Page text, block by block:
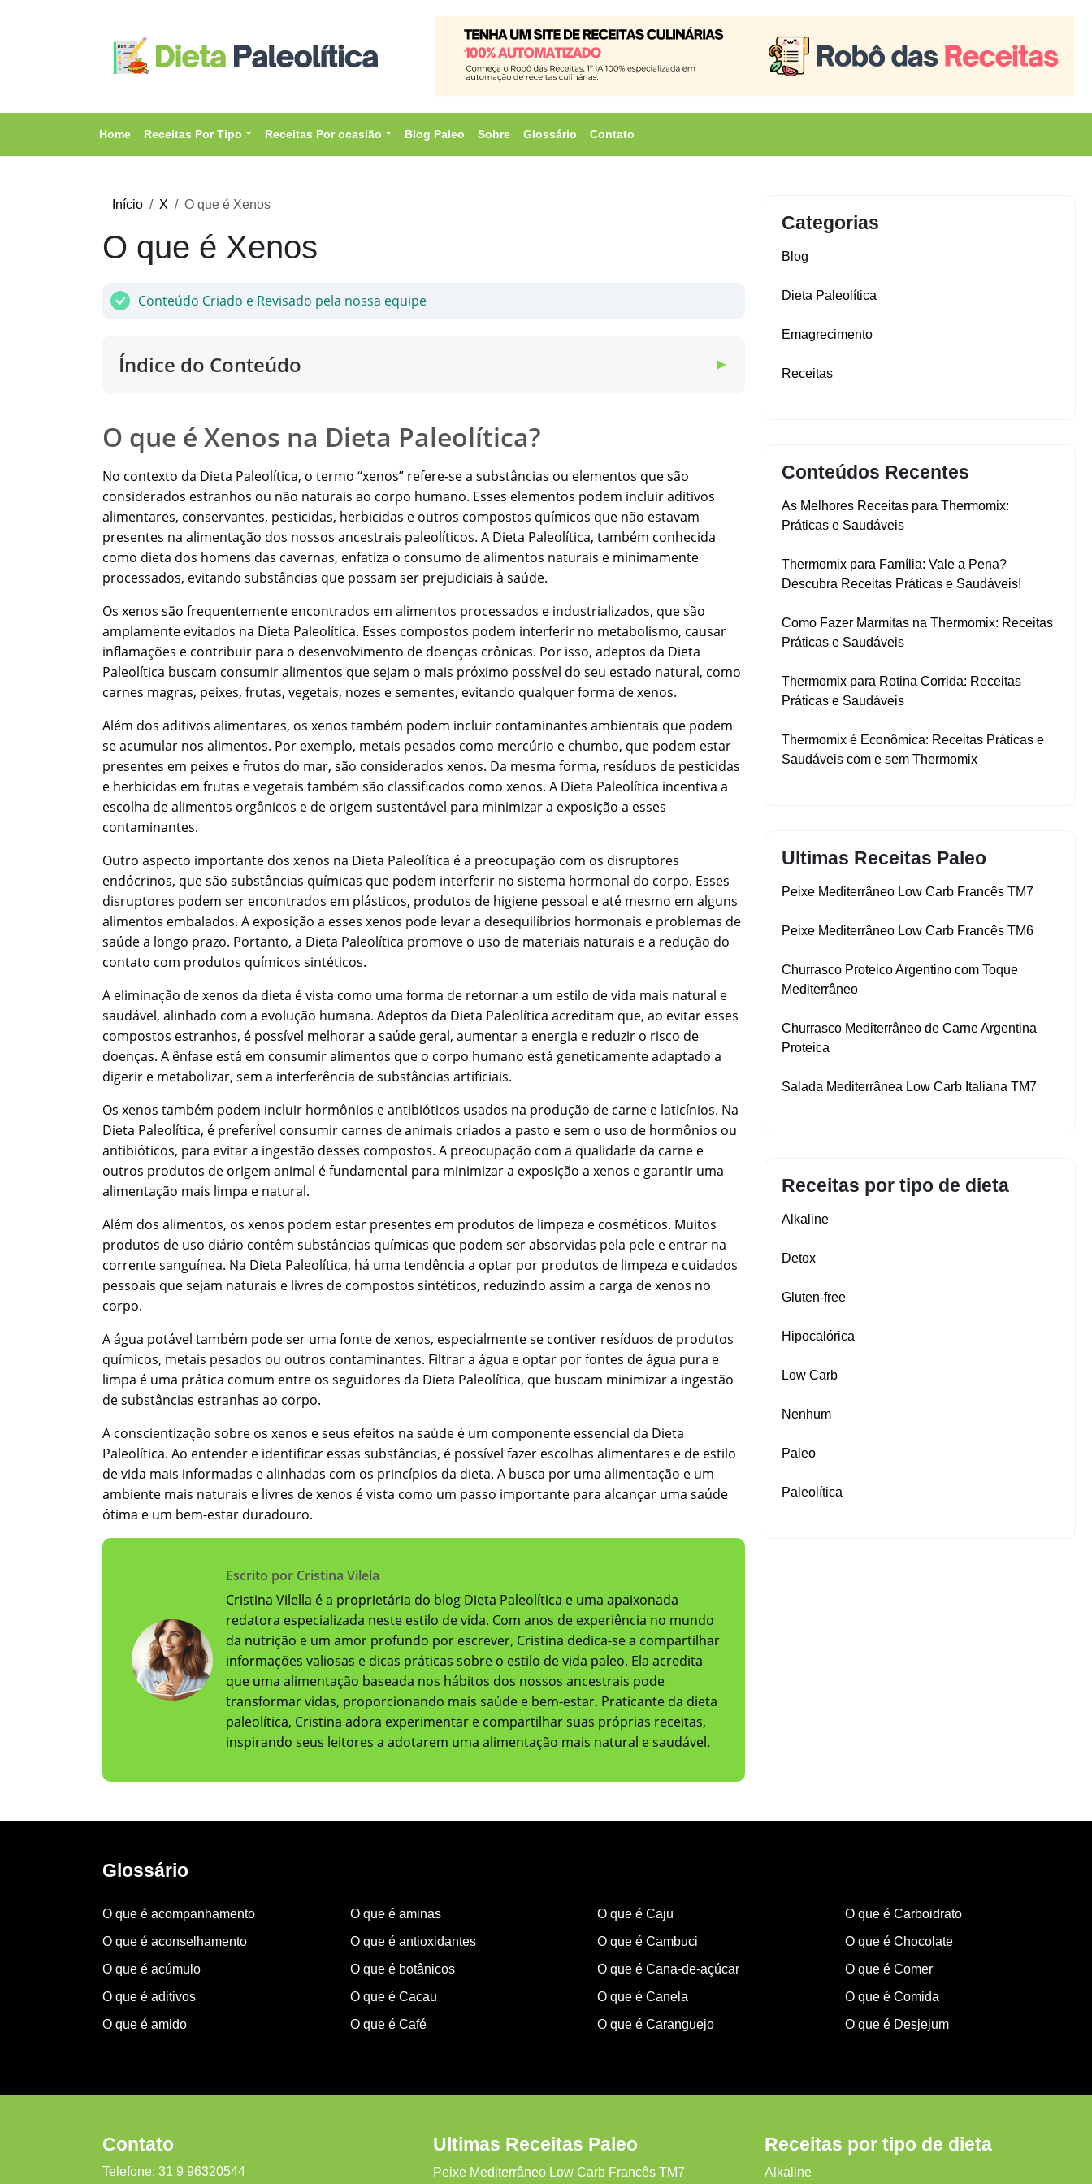
Home Receitas Por Tipo Receitas Por ocasião Blog Paleo Sobre Glossário Contato
Início X O que é Xenos
O que é Xenos
Conteúdo Criado e Revisado pela nossa equipe
Índice do Conteúdo ▼
O que é Xenos na Dieta Paleolítica?
No contexto da Dieta Paleolítica, o termo “xenos” refere-se a substâncias ou elementos que são
considerados estranhos ou não naturais ao corpo humano. Esses elementos podem incluir aditivos
alimentares, conservantes, pesticidas, herbicidas e outros compostos químicos que não estavam
presentes na alimentação dos nossos ancestrais paleolíticos. A Dieta Paleolítica, também conhecida
como dieta dos homens das cavernas, enfatiza o consumo de alimentos naturais e minimamente
processados, evitando substâncias que possam ser prejudiciais à saúde.
Os xenos são frequentemente encontrados em alimentos processados e industrializados, que são
amplamente evitados na Dieta Paleolítica. Esses compostos podem interferir no metabolismo, causar
inflamações e contribuir para o desenvolvimento de doenças crônicas. Por isso, adeptos da Dieta
Paleolítica buscam consumir alimentos que sejam o mais próximo possível do seu estado natural, como
carnes magras, peixes, frutas, vegetais, nozes e sementes, evitando qualquer forma de xenos.
Além dos aditivos alimentares, os xenos também podem incluir contaminantes ambientais que podem
se acumular nos alimentos. Por exemplo, metais pesados como mercúrio e chumbo, que podem estar
presentes em peixes e frutos do mar, são considerados xenos. Da mesma forma, resíduos de pesticidas
e herbicidas em frutas e vegetais também são classificados como xenos. A Dieta Paleolítica incentiva a
escolha de alimentos orgânicos e de origem sustentável para minimizar a exposição a esses
contaminantes.
Outro aspecto importante dos xenos na Dieta Paleolítica é a preocupação com os disruptores
endócrinos, que são substâncias químicas que podem interferir no sistema hormonal do corpo. Esses
disruptores podem ser encontrados em plásticos, produtos de higiene pessoal e até mesmo em alguns
alimentos embalados. A exposição a esses xenos pode levar a desequilíbrios hormonais e problemas de
saúde a longo prazo. Portanto, a Dieta Paleolítica promove o uso de materiais naturais e a redução do
contato com produtos químicos sintéticos.
A eliminação de xenos da dieta é vista como uma forma de retornar a um estilo de vida mais natural e
saudável, alinhado com a evolução humana. Adeptos da Dieta Paleolítica acreditam que, ao evitar esses
compostos estranhos, é possível melhorar a saúde geral, aumentar a energia e reduzir o risco de
doenças. A ênfase está em consumir alimentos que o corpo humano está geneticamente adaptado a
digerir e metabolizar, sem a interferência de substâncias artificiais.
Os xenos também podem incluir hormônios e antibióticos usados na produção de carne e laticínios. Na
Dieta Paleolítica, é preferível consumir carnes de animais criados a pasto e sem o uso de hormônios ou
antibióticos, para evitar a ingestão desses compostos. A preocupação com a qualidade da carne e
outros produtos de origem animal é fundamental para minimizar a exposição a xenos e garantir uma
alimentação mais limpa e natural.
Além dos alimentos, os xenos podem estar presentes em produtos de limpeza e cosméticos. Muitos
produtos de uso diário contêm substâncias químicas que podem ser absorvidas pela pele e entrar na
corrente sanguínea. Na Dieta Paleolítica, há uma tendência a optar por produtos de limpeza e cuidados
pessoais que sejam naturais e livres de compostos sintéticos, reduzindo assim a carga de xenos no
corpo.
A água potável também pode ser uma fonte de xenos, especialmente se contiver resíduos de produtos
químicos, metais pesados ou outros contaminantes. Filtrar a água e optar por fontes de água pura e
limpa é uma prática comum entre os seguidores da Dieta Paleolítica, que buscam minimizar a ingestão
de substâncias estranhas ao corpo.
A conscientização sobre os xenos e seus efeitos na saúde é um componente essencial da Dieta
Paleolítica. Ao entender e identificar essas substâncias, é possível fazer escolhas alimentares e de estilo
de vida mais informadas e alinhadas com os princípios da dieta. A busca por uma alimentação e um
ambiente mais naturais e livres de xenos é vista como um passo importante para alcançar uma saúde
ótima e um bem-estar duradouro.
Escrito por Cristina Vilela
Cristina Vilella é a proprietária do blog Dieta Paleolítica e uma apaixonada
redatora especializada neste estilo de vida. Com anos de experiência no mundo
da nutrição e um amor profundo por escrever, Cristina dedica-se a compartilhar
informações valiosas e dicas práticas sobre o estilo de vida paleo. Ela acredita
que uma alimentação baseada nos hábitos dos nossos ancestrais pode
transformar vidas, proporcionando mais saúde e bem-estar. Praticante da dieta
paleolítica, Cristina adora experimentar e compartilhar suas próprias receitas,
inspirando seus leitores a adotarem uma alimentação mais natural e saudável.
Categorias
Blog
Dieta Paleolítica
Emagrecimento
Receitas
Conteúdos Recentes
As Melhores Receitas para Thermomix:
Práticas e Saudáveis
Thermomix para Família: Vale a Pena?
Descubra Receitas Práticas e Saudáveis!
Como Fazer Marmitas na Thermomix: Receitas
Práticas e Saudáveis
Thermomix para Rotina Corrida: Receitas
Práticas e Saudáveis
Thermomix é Econômica: Receitas Práticas e
Saudáveis com e sem Thermomix
Ultimas Receitas Paleo
Peixe Mediterrâneo Low Carb Francês TM7
Peixe Mediterrâneo Low Carb Francês TM6
Churrasco Proteico Argentino com Toque
Mediterrâneo
Churrasco Mediterrâneo de Carne Argentina
Proteica
Salada Mediterrânea Low Carb Italiana TM7
Receitas por tipo de dieta
Alkaline
Detox
Gluten‑free
Hipocalórica
Low Carb
Nenhum
Paleo
Paleolítica
Glossário
O que é acompanhamento
O que é aconselhamento
O que é acúmulo
O que é aditivos
O que é amido
O que é aminas
O que é antioxidantes
O que é botânicos
O que é Cacau
O que é Café
O que é Caju
O que é Cambuci
O que é Cana-de-açúcar
O que é Canela
O que é Caranguejo
O que é Carboidrato
O que é Chocolate
O que é Comer
O que é Comida
O que é Desjejum
Contato
Telefone: 31 9 96320544
Ultimas Receitas Paleo
Peixe Mediterrâneo Low Carb Francês TM7
Receitas por tipo de dieta
Alkaline